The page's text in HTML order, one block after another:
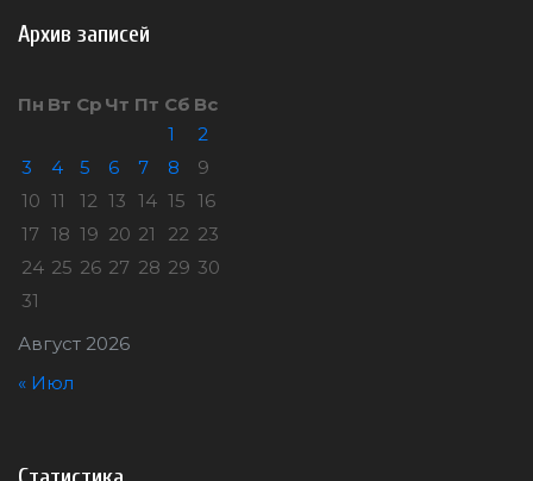
Архив записей
Август 2026
Пн Вт Ср Чт Пт Сб Вс
1
2
3
4 5 6 7 8
9
10 11 12 13 14 15 16
17 18 19 20 21 22 23
24 25 26 27 28 29 30
31
« Июл